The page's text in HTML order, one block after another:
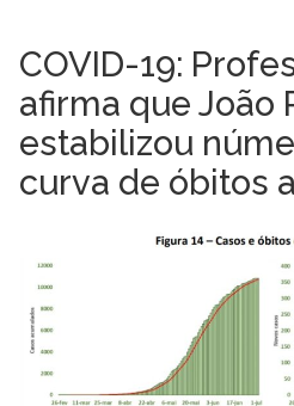
COVID-19:
afirma que João
estabilizou
curva de óbitos